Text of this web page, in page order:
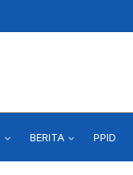
BERITA PPID